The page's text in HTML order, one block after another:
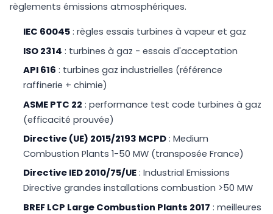
règlements émissions atmosphériques.
IEC 60045 : règles essais turbines à vapeur et gaz
ISO 2314 : turbines à gaz - essais d'acceptation
API 616 : turbines gaz industrielles (référence
raffinerie + chimie)
ASME PTC 22 : performance test code turbines à gaz
(efficacité prouvée)
Directive (UE) 2015/2193 MCPD : Medium
Combustion Plants 1-50 MW (transposée France)
Directive IED 2010/75/UE : Industrial Emissions
Directive grandes installations combustion >50 MW
BREF LCP Large Combustion Plants 2017 : meilleures